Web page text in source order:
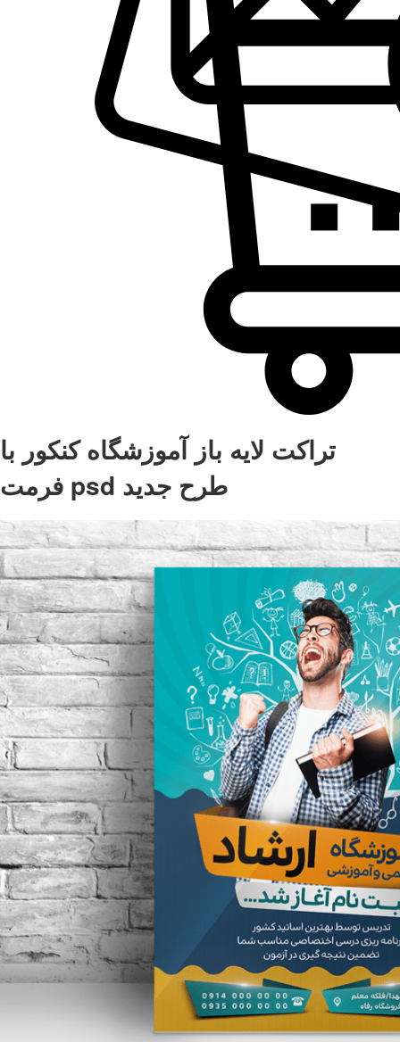
تراکت لایه باز آموزشگاه کنکور با
فرمت psd طرح جدید